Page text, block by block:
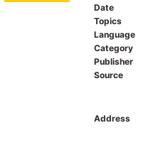
Date
Topics
Language
Category
Publisher
Source
Address